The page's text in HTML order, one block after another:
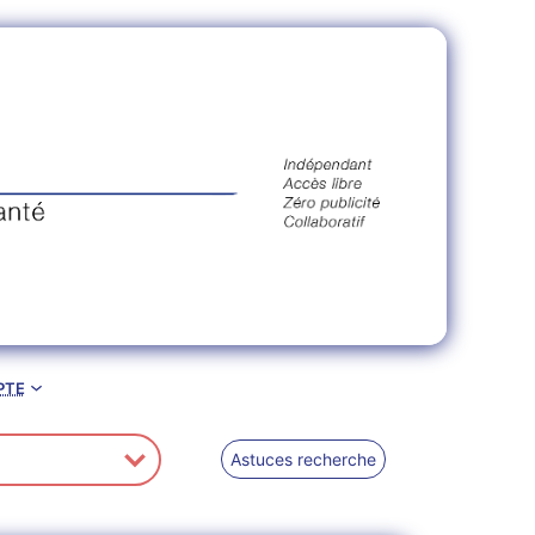
Astuces recherche